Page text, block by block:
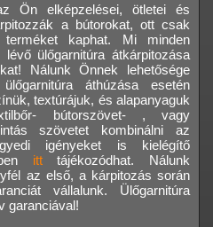
Ön elképzelései, ötletei és
a bútorokat, ott csak
kaphat. Mi minden
ülőgarnitúra átkárpitozása
Nálunk Önnek lehetősége
áthúzása esetén
textúrájuk, és alapanyaguk
bútorszövet- , vagy
szövetet kombinálni az
igényeket is kielégítő
itttájékozódhat. Nálunk
az első, a kárpitozás során
vállalunk. Ülőgarnitúra
garanciával!